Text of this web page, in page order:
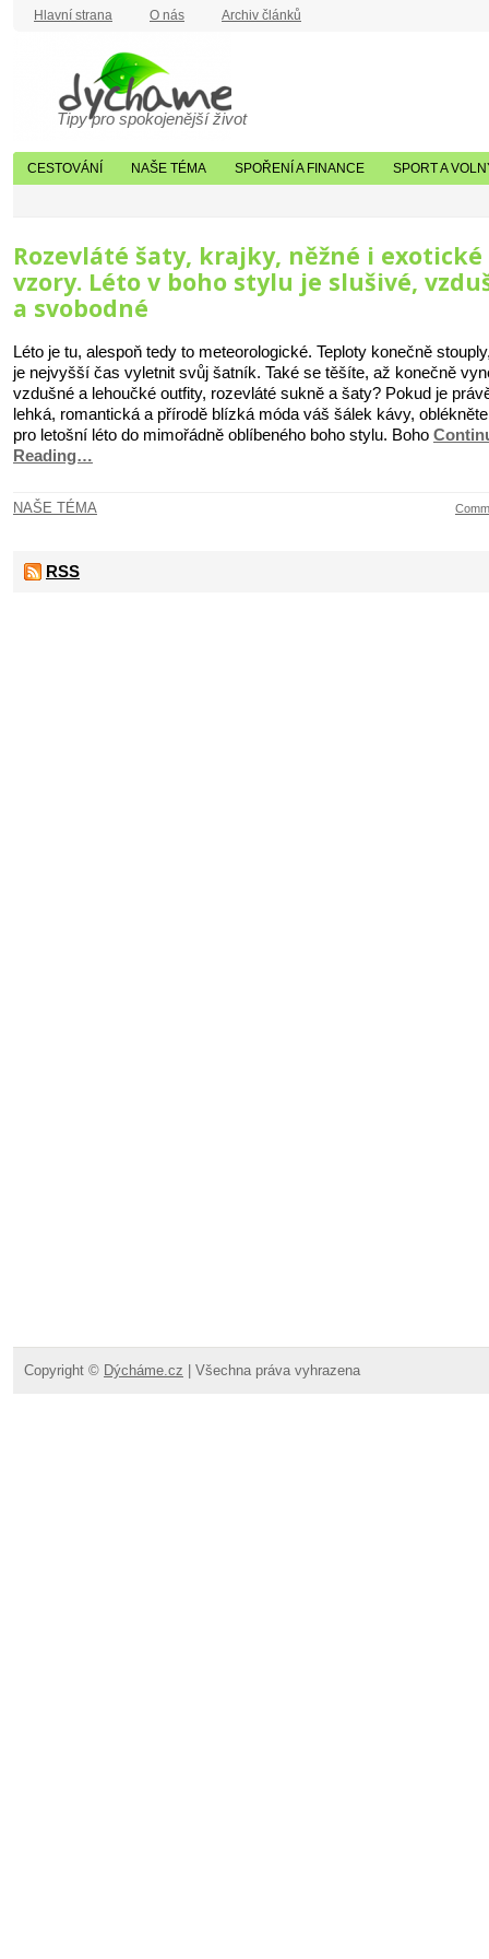
Hlavní strana O nás Archiv článků
Tipy pro spokojenější život
CESTOVÁNÍ NAŠE TÉMA SPOŘENÍ A FINANCE SPORT A
Rozevláté šaty, krajky, něžné i exotické
vzory. Léto v boho stylu je slušivé,
a svobodné
Léto je tu, alespoň tedy to meteorologické. Teploty konečně
je nejvyšší čas vyletnit svůj šatník. Také se těšíte, až konečně
vzdušné a lehoučké outfity, rozevláté sukně a šaty? Pokud je
lehká, romantická a přírodě blízká móda váš šálek kávy,
pro letošní léto do mimořádně oblíbeného boho stylu. Boho
Reading…
NAŠE TÉMA
RSS
Copyright © Dýcháme.cz | Všechna práva vyhrazena